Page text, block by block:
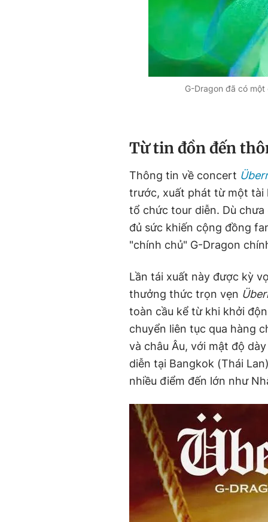
G-Dragon đã có
Từ tin đồn đến
Thông tin về concert
trước, xuất phát từ một tài
tổ chức tour diễn. Dù
đủ sức khiến cộng đồng
"chính chủ" G-Dragon
Lần tái xuất này được kỳ
thưởng thức trọn vẹn
toàn cầu kể từ khi khởi
chuyển liên tục qua hàng
và châu Âu, với mật độ
diễn tại Bangkok (Thái
nhiều điểm đến lớn như